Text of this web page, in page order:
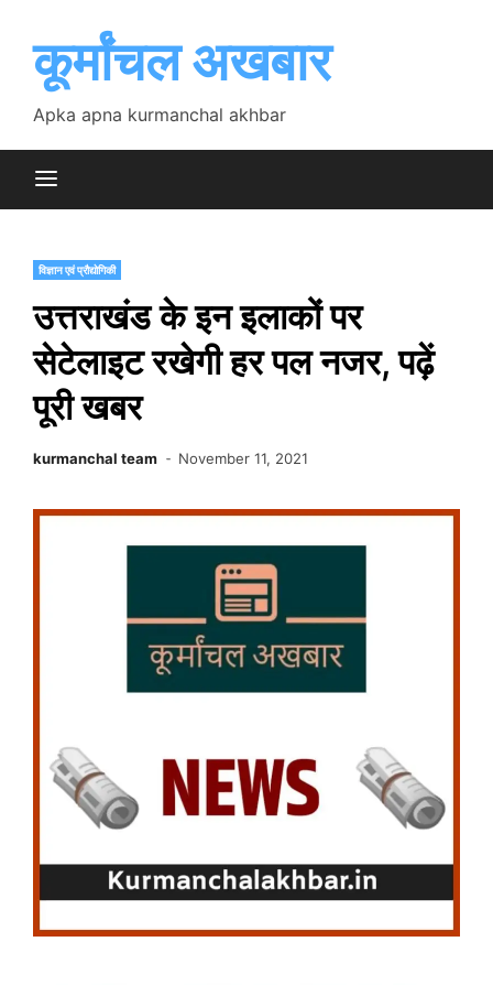
contentकूर्मांचल अखबार
Apka apna kurmanchal akhbar
विज्ञान एवं प्रौद्योगिकी
उत्तराखंड के इन इलाकों पर
सेटेलाइट रखेगी हर पल नजर, पढ़ें
पूरी खबर
kurmanchal team November 11, 2021